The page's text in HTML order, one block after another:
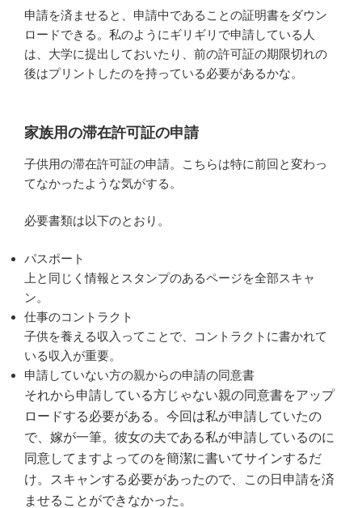
申請を済ませると、申請中であることの証明書をダウン
ロードできる。私のようにギリギリで申請している人
は、大学に提出しておいたり、前の許可証の期限切れの
後はプリントしたのを持っている必要があるかな。
家族用の滞在許可証の申請
子供用の滞在許可証の申請。こちらは特に前回と変わっ
てなかったような気がする。
必要書類は以下のとおり。
パスポート
上と同じく情報とスタンプのあるページを全部スキャ
ン。
仕事のコントラクト
子供を養える収入ってことで、コントラクトに書かれて
いる収入が重要。
申請していない方の親からの申請の同意書
それから申請している方じゃない親の同意書をアップ
ロードする必要がある。今回は私が申請していたの
で、嫁が一筆。彼女の夫である私が申請しているのに
同意してますよってのを簡潔に書いてサインするだ
け。スキャンする必要があったので、この日申請を済
ませることができなかった。